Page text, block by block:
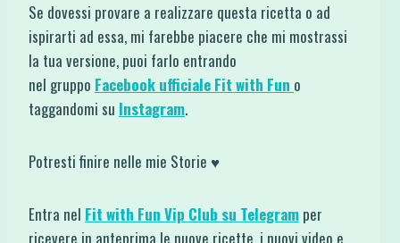
Se dovessi provare a realizzare questa ricetta o ad
ispirarti ad essa, mi farebbe piacere che mi mostrassi
la tua versione, puoi farlo entrando
nel gruppo Facebook ufficiale Fit with Fun o
taggandomi su Instagram.
Potresti finire nelle mie Storie ♥
Entra nel Fit with Fun Vip Club su Telegram per
ricevere in anteprima le nuove ricette, i nuovi video e